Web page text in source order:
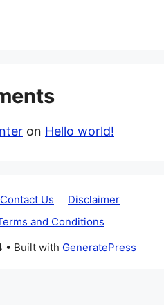
on Hello world!
Contact Us
Disclaimer
and Conditions
• Built with GeneratePress